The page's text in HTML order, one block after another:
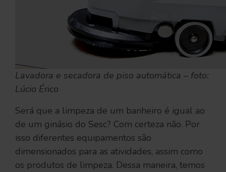
Lavadora e secadora de piso automática – foto:
Lúcio Érico
Será que a limpeza de um banheiro é igual ao
de um ginásio do Sesc? Com certeza não. Por
isso diferentes equipamentos são
dimensionados para as atividades, assim como
os produtos de limpeza. Dessa maneira, temos